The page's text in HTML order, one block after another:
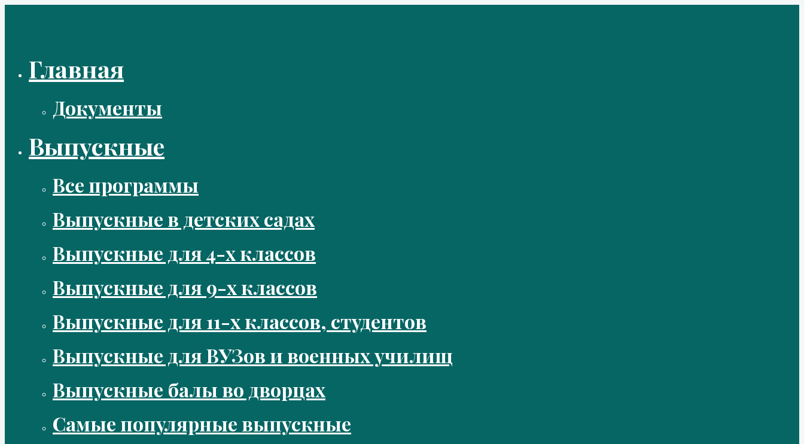
Главная
Документы
Выпускные
Все программы
Выпускные в детских садах
Выпускные для 4-х классов
Выпускные для 9-х классов
Выпускные для 11-х классов, студентов
Выпускные для ВУЗов и военных училищ
Выпускные балы во дворцах
Самые популярные выпускные